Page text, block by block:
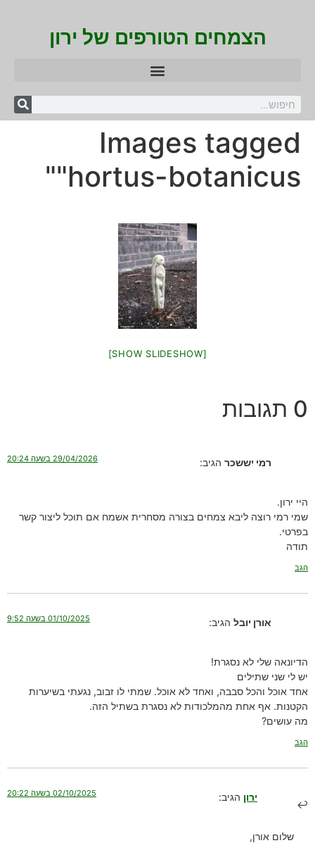
הצמחים הטורפים של ירון
Images tagged
"hortus-botanicus"
[SHOW SLIDESHOW]
0 תגובות
רמי יששכר הגיב: 29/04/2026 בשעה 20:24
היי ירון.
שמי רמי רוצה ליבא צמחים בצורה מסחרית אשמח אם תוכל ליצור קשר
בפרטי.
תודה
הגב
אורן יובל הגיב: 01/10/2025 בשעה 9:52
הדיונאה שלי לא נסגרת!
יש לי שני שתילים
אחד אוכל והכל סבבה, ואחד לא אוכל. שמתי לו זבוב, נגעתי בשיערות
הקטנות. אף אחת מהמלכודות לא נסגרת בשתיל הזה.
מה עושים?
הגב
ירון הגיב: 02/10/2025 בשעה 20:22
שלום אורן,